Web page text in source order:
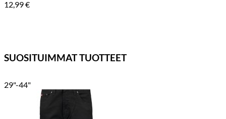
12,99€
SUOSITUIMMAT TUOTTEET
29"-44"